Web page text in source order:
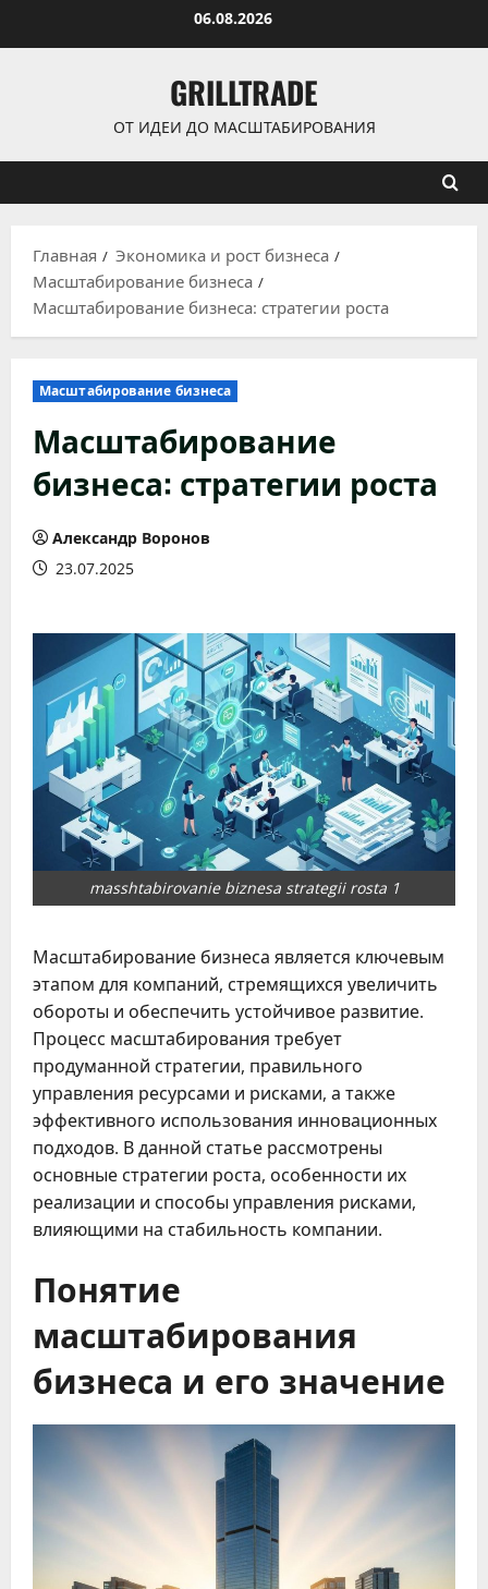
06.08.2026
GRILLTRADE
ОТ ИДЕИ ДО МАСШТАБИРОВАНИЯ
Главная
Экономика и рост бизнеса
Масштабирование бизнеса
Масштабирование бизнеса: стратегии роста
Масштабирование бизнеса
Масштабирование
бизнеса: стратегии роста
Александр Воронов
23.07.2025
masshtabirovanie biznesa strategii rosta 1
Масштабирование бизнеса является ключевым
этапом для компаний, стремящихся увеличить
обороты и обеспечить устойчивое развитие.
Процесс масштабирования требует
продуманной стратегии, правильного
управления ресурсами и рисками, а также
эффективного использования инновационных
подходов. В данной статье рассмотрены
основные стратегии роста, особенности их
реализации и способы управления рисками,
влияющими на стабильность компании.
Понятие
масштабирования
бизнеса и его значение